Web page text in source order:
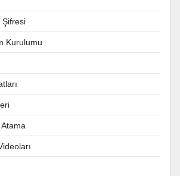
Şifresi
Kurulumu